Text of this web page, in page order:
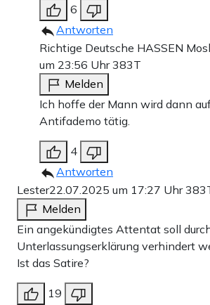
6
Antworten
Richtige Deutsche HASSEN
um 23:56 Uhr383T
Melden
Ich hoffe der Mann wird dann
Antifademo tätig.
4
Antworten
Lester22.07.2025 um 17:27 Uhr
Melden
Ein angekündigtes Attentat soll
Unterlassungserklärung verhindert
Ist das Satire?
19